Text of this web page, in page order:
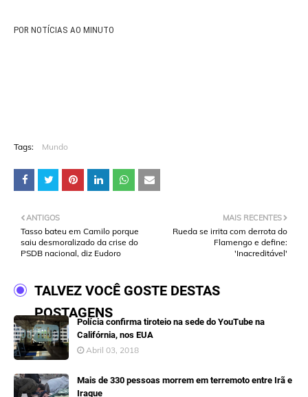
POR NOTÍCIAS AO MINUTO
Tags: Mundo
MAIS RECENTES
Rueda se irrita com derrota do
Flamengo e define:
'Inacreditável'
ANTIGOS
Tasso bateu em Camilo porque
saiu desmoralizado da crise do
PSDB nacional, diz Eudoro
TALVEZ VOCÊ GOSTE DESTAS
POSTAGENS
Polícia confirma tiroteio na sede do YouTube na
Califórnia, nos EUA
Abril 03, 2018
Mais de 330 pessoas morrem em terremoto entre Irã e
Iraque